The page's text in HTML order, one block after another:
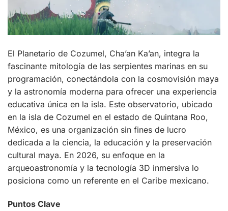
El Planetario de Cozumel, Cha’an Ka’an, integra la
fascinante mitología de las serpientes marinas en su
programación, conectándola con la cosmovisión maya
y la astronomía moderna para ofrecer una experiencia
educativa única en la isla. Este observatorio, ubicado
en la isla de Cozumel en el estado de Quintana Roo,
México, es una organización sin fines de lucro
dedicada a la ciencia, la educación y la preservación
cultural maya. En 2026, su enfoque en la
arqueoastronomía y la tecnología 3D inmersiva lo
posiciona como un referente en el Caribe mexicano.
Puntos Clave